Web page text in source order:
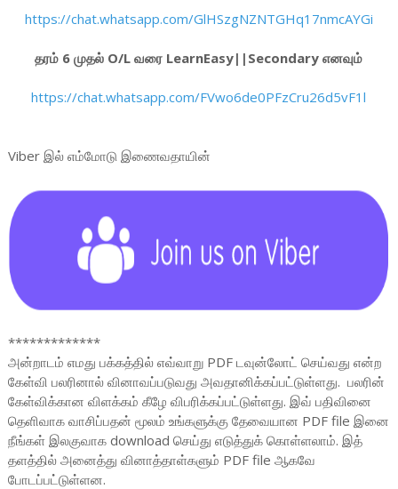
https://chat.whatsapp.com/GlHSzgNZNTGHq17nmcAYGi
தரம் 6 முதல் O/L வரை LearnEasy||Secondary எனவும்
https://chat.whatsapp.com/FVwo6de0PFzCru26d5vF1l
Viber இல் எம்மோடு இணைவதாயின்
*************
அன்றாடம் எமது பக்கத்தில் எவ்வாறு PDF டவுன்லோட் செய்வது என்ற
கேள்வி பலரினால் வினாவப்படுவது அவதானிக்கப்பட்டுள்ளது. பலரின்
கேள்விக்கான விளக்கம் கீழே விபரிக்கப்பட்டுள்ளது. இவ் பதிவினை
தெளிவாக வாசிப்பதன் மூலம் உங்களுக்கு தேவையான PDF file இனை
நீங்கள் இலகுவாக download செய்து எடுத்துக் கொள்ளலாம். இத்
தளத்தில் அனைத்து வினாத்தாள்களும் PDF file ஆகவே
போடப்பட்டுள்ளன.